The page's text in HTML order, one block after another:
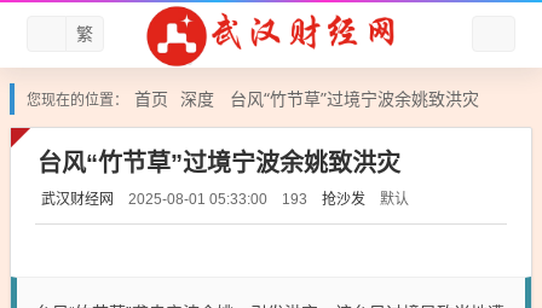
繁
您现在的位置： 首页 深度 台风“竹节草”过境宁波余姚致洪灾
台风“竹节草”过境宁波余姚致洪灾
武汉财经网 2025-08-01 05:33:00 193 抢沙发 默认